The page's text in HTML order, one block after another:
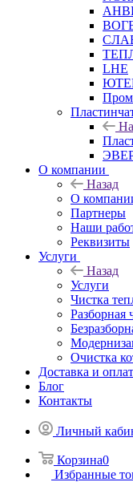
LHE
О компании
Назад
О
Партнеры
Наши
Реквизиты
Услуги
Назад
Услуги
Чистка
Разборная
Очистка
Доставка и
Блог
Контакты
Личный
Корзина0
Избранные